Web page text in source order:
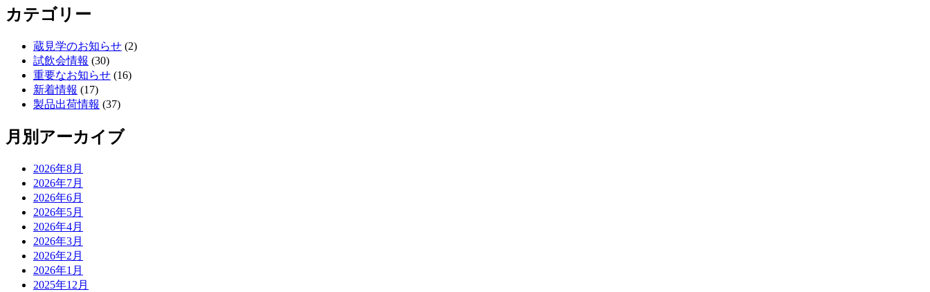
カテゴリー
蔵見学のお知らせ (2)
試飲会情報 (30)
重要なお知らせ (16)
新着情報 (17)
製品出荷情報 (37)
月別アーカイブ
2026年8月
2026年7月
2026年6月
2026年5月
2026年4月
2026年3月
2026年2月
2026年1月
2025年12月